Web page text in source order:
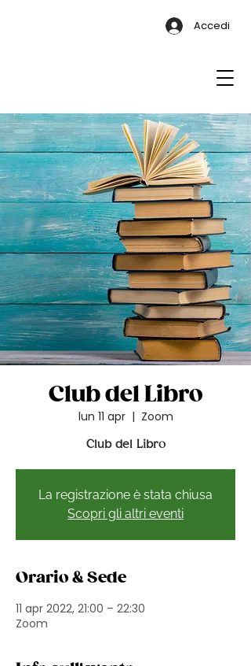
Accedi
Club del Libro
lun 11 apr
  |
Zoom
Club del Libro
La registrazione è stata chiusa
Scopri gli altri eventi
Orario & Sede
11 apr 2022, 21:00 – 22:30
Zoom